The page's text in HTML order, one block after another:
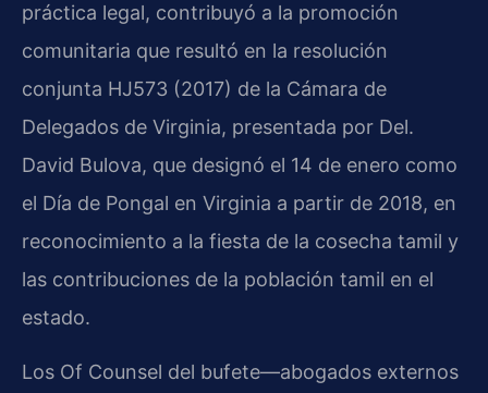
práctica legal, contribuyó a la promoción
comunitaria que resultó en la resolución
conjunta HJ573 (2017) de la Cámara de
Delegados de Virginia, presentada por Del.
David Bulova, que designó el 14 de enero como
el Día de Pongal en Virginia a partir de 2018, en
reconocimiento a la fiesta de la cosecha tamil y
las contribuciones de la población tamil en el
estado.
Los Of Counsel del bufete—abogados externos